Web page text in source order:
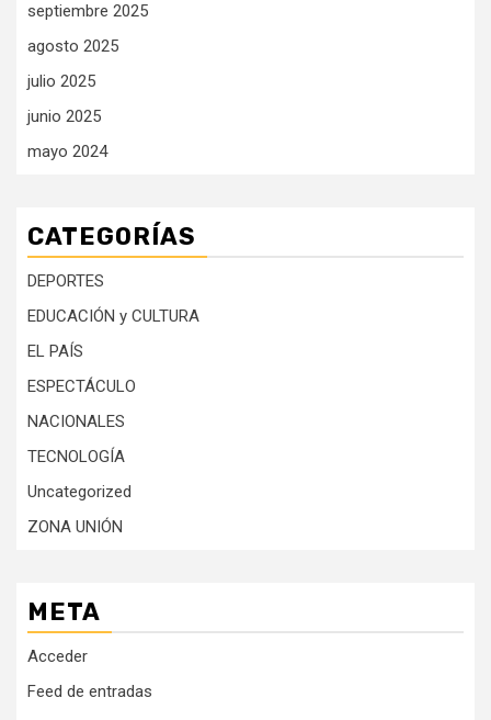
septiembre 2025
agosto 2025
julio 2025
junio 2025
mayo 2024
CATEGORÍAS
DEPORTES
EDUCACIÓN y CULTURA
EL PAÍS
ESPECTÁCULO
NACIONALES
TECNOLOGÍA
Uncategorized
ZONA UNIÓN
META
Acceder
Feed de entradas